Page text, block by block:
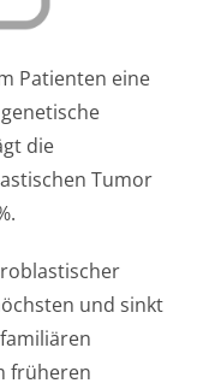
Patienten eine
die
Tumor
und sinkt
früheren